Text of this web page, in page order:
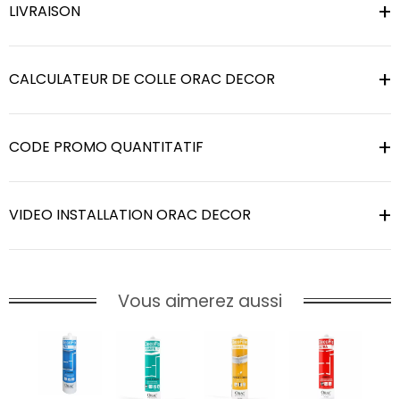
LIVRAISON
CALCULATEUR DE COLLE ORAC DECOR
CODE PROMO QUANTITATIF
VIDEO INSTALLATION ORAC DECOR
Vous aimerez aussi